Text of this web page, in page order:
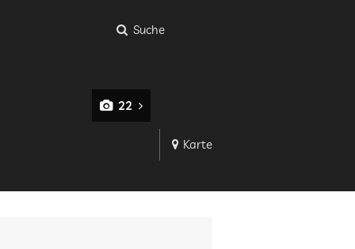
Suche
22
Karte